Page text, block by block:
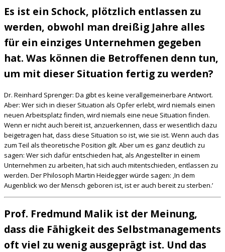
Es ist ein Schock, plötzlich entlassen zu
werden, obwohl man dreißig Jahre alles
für ein einziges Unternehmen gegeben
hat. Was können die Betroffenen denn tun,
um mit dieser Situation fertig zu werden?
Dr. Reinhard Sprenger: Da gibt es keine verallgemeinerbare Antwort.
Aber: Wer sich in dieser Situation als Opfer erlebt, wird niemals einen
neuen Arbeitsplatz finden, wird niemals eine neue Situation finden.
Wenn er nicht auch bereit ist, anzuerkennen, dass er wesentlich dazu
beigetragen hat, dass diese Situation so ist, wie sie ist. Wenn auch das
zum Teil als theoretische Position gilt. Aber um es ganz deutlich zu
sagen: Wer sich dafür entschieden hat, als Angestellter in einem
Unternehmen zu arbeiten, hat sich auch mitentschieden, entlassen zu
werden. Der Philosoph Martin Heidegger würde sagen: ‚In dem
Augenblick wo der Mensch geboren ist, ist er auch bereit zu sterben.’
Prof. Fredmund Malik ist der Meinung,
dass die Fähigkeit des Selbstmanagements
oft viel zu wenig ausgeprägt ist. Und das